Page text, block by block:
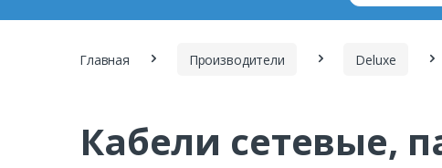
Главная Производители Deluxe
Кабели сетевые,